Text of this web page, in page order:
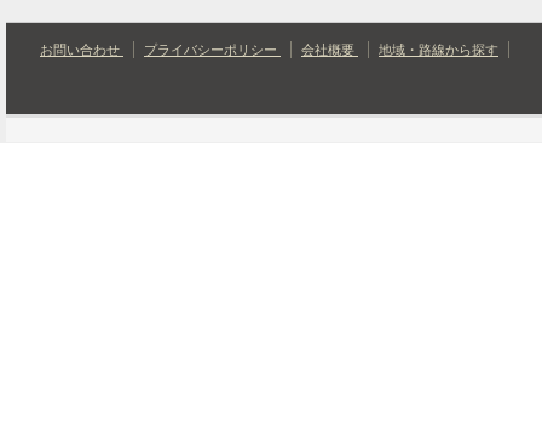
お問い合わせ プライバシーポリシー 会社概要 地域・路線から探す